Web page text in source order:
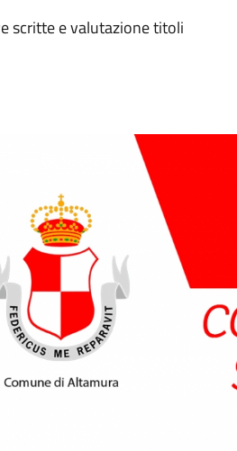
scritte e valutazione titoli